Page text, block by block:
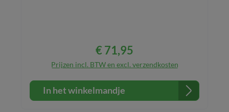
Normale prijs:
€ 71,95
Prijzen incl. BTW en excl. verzendkosten
In het winkelmandje